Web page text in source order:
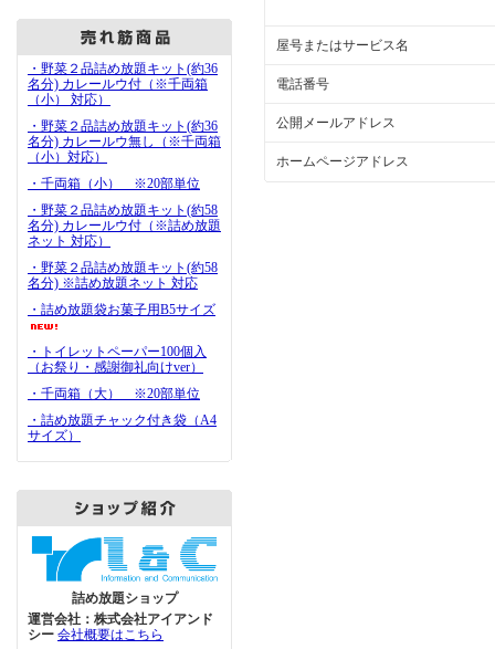
・野菜２品詰め放題キット(約36
名分) カレールウ付（※千両箱
（小） 対応）
・野菜２品詰め放題キット(約36
名分) カレールウ無し（※千両箱
（小）対応）
・千両箱（小） ※20部単位
・野菜２品詰め放題キット(約58
名分) カレールウ付（※詰め放題
ネット 対応）
・野菜２品詰め放題キット(約58
名分) ※詰め放題ネット 対応
・詰め放題袋お菓子用B5サイズ
・トイレットペーパー100個入
（お祭り・感謝御礼向けver）
・千両箱（大） ※20部単位
・詰め放題チャック付き袋（A4
サイズ）
詰め放題ショップ
運営会社：株式会社アイアンド
シー 会社概要はこちら
屋号またはサービス名
電話番号
公開メールアドレス
ホームページアドレス